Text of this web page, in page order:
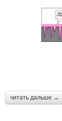
читать дальше →